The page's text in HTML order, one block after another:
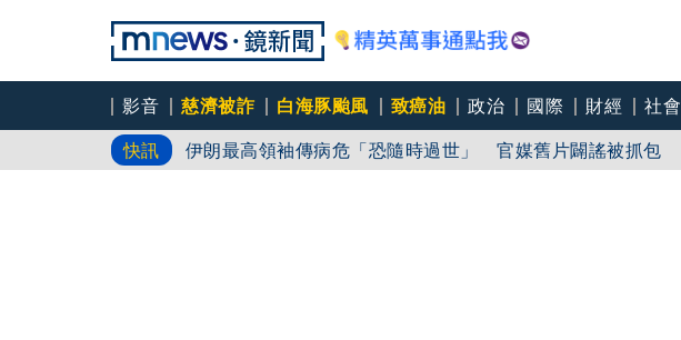
影音 慈濟被詐 白海豚颱風 致癌油 政治 國際 財經 社會
快訊
蔣、柯轟綠擋疫苗！ 醫師酸：嘴喊要打中國疫苗、卻搶打AZ
伊朗最高領袖傳病危「恐隨時過世」 官媒舊片闢謠被抓包